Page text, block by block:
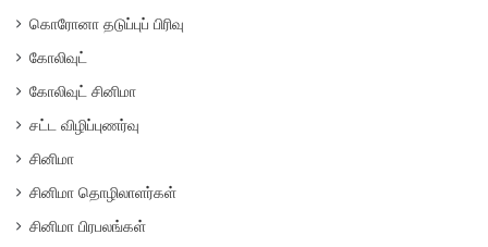
கொரோனா தடுப்புப் பிரிவு
கோலிவுட்
கோலிவுட் சினிமா
சட்ட விழிப்புணர்வு
சினிமா
சினிமா தொழிலாளர்கள்
சினிமா பிரபலங்கள்